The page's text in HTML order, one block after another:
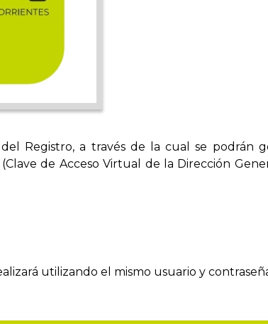
Registro, a través de la cual se podrán
de Acceso Virtual de la Dirección
utilizando el mismo usuario y